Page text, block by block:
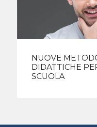
NUOVE
DIDATTICHE
SCUOLA